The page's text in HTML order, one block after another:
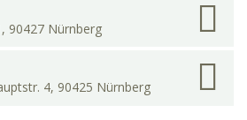
90427 Nürnberg
4, 90425 Nürnberg